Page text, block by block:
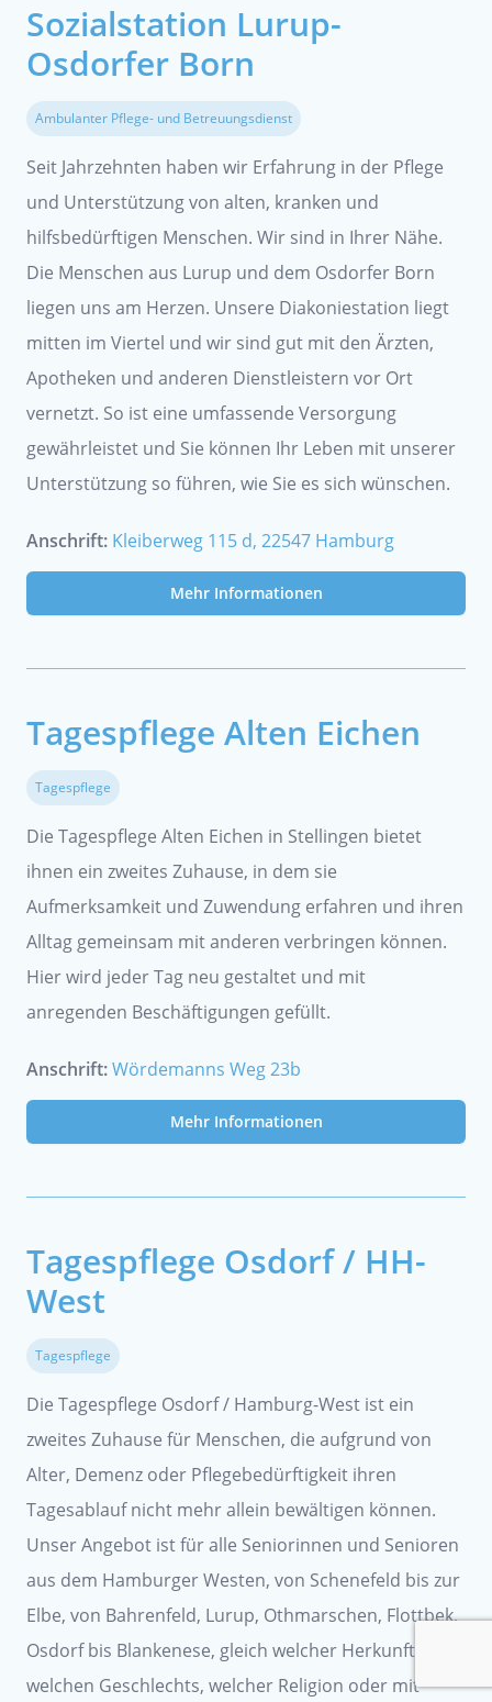
Sozialstation Lurup-
Osdorfer Born
Ambulanter Pflege- und Betreuungsdienst
Seit Jahrzehnten haben wir Erfahrung in der Pflege
und Unterstützung von alten, kranken und
hilfsbedürftigen Menschen. Wir sind in Ihrer Nähe.
Die Menschen aus Lurup und dem Osdorfer Born
liegen uns am Herzen. Unsere Diakoniestation liegt
mitten im Viertel und wir sind gut mit den Ärzten,
Apotheken und anderen Dienstleistern vor Ort
vernetzt. So ist eine umfassende Versorgung
gewährleistet und Sie können Ihr Leben mit unserer
Unterstützung so führen, wie Sie es sich wünschen.
Anschrift: Kleiberweg 115 d, 22547 Hamburg
Mehr Informationen
Tagespflege Alten Eichen
Tagespflege
Die Tagespflege Alten Eichen in Stellingen bietet
ihnen ein zweites Zuhause, in dem sie
Aufmerksamkeit und Zuwendung erfahren und ihren
Alltag gemeinsam mit anderen verbringen können.
Hier wird jeder Tag neu gestaltet und mit
anregenden Beschäftigungen gefüllt.
Anschrift:Wördemanns Weg 23b
Mehr Informationen
Tagespflege Osdorf / HH-
West
Tagespflege
Die Tagespflege Osdorf / Hamburg-West ist ein
zweites Zuhause für Menschen, die aufgrund von
Alter, Demenz oder Pflegebedürftigkeit ihren
Tagesablauf nicht mehr allein bewältigen können.
Unser Angebot ist für alle Seniorinnen und Senioren
aus dem Hamburger Westen, von Schenefeld bis zur
Elbe, von Bahrenfeld, Lurup, Othmarschen, Flottbek,
Osdorf bis Blankenese, gleich welcher Herkunft,
welchen Geschlechts, welcher Religion oder mit